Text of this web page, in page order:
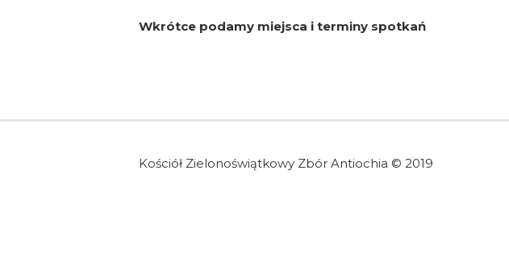
Wkrótce podamy miejsca i terminy spotkań
Kościół Zielonoświątkowy Zbór Antiochia © 2019